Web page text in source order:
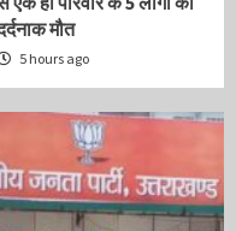
मौत
5 hours ago